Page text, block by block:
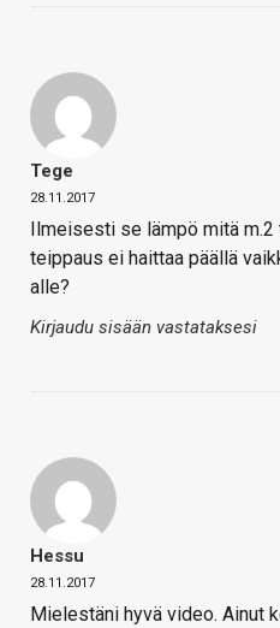
Tege
28.11.2017
Ilmeisesti se lämpö mitä m.2
teippaus ei haittaa päällä
alle?
Kirjaudu sisään vastataksesi
Hessu
28.11.2017
Mielestäni hyvä video. Ainut